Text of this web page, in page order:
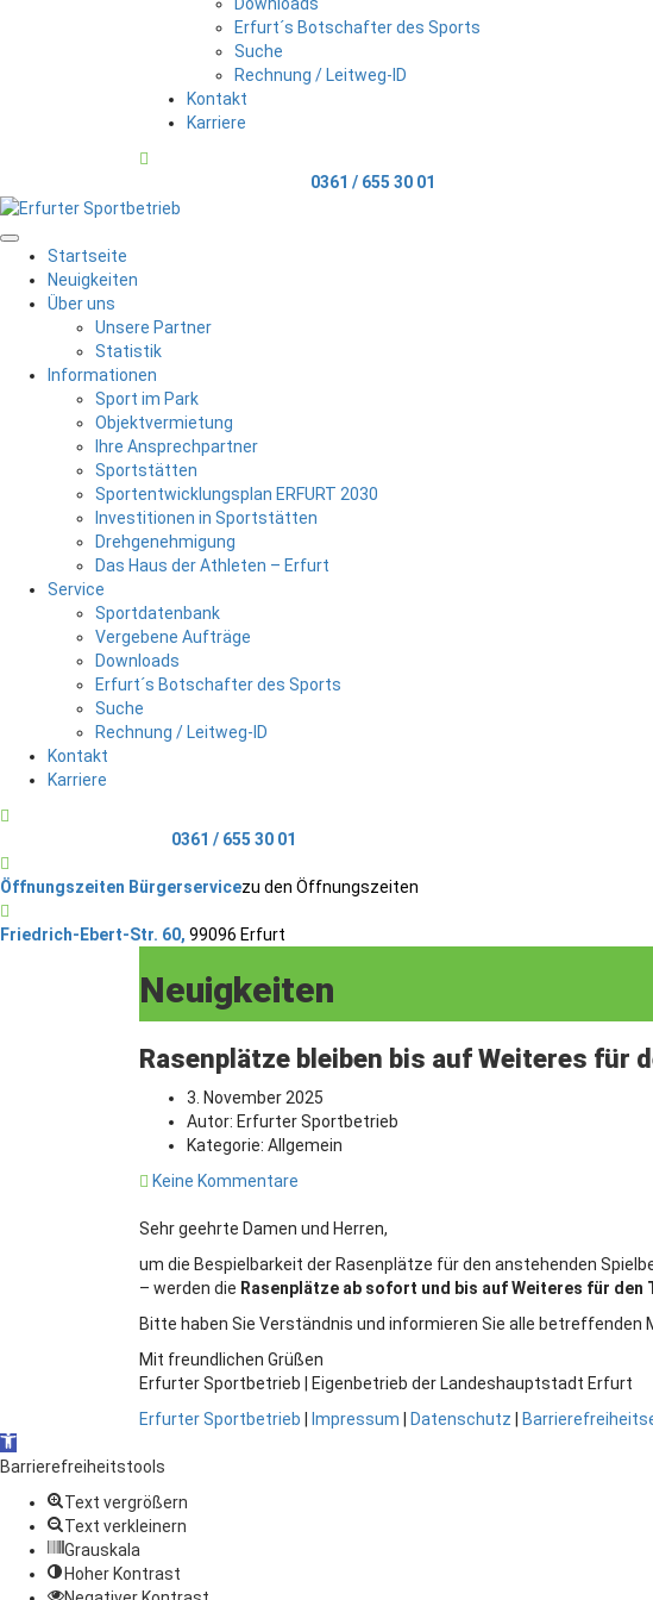
Downloads
Erfurt´s Botschafter des Sports
Suche
Rechnung / Leitweg-ID
Kontakt
Karriere
0361 / 655 30 01
MenuStartseite
Neuigkeiten
Über uns
Unsere Partner
Statistik
Informationen
Sport im Park
Objektvermietung
Ihre Ansprechpartner
Sportstätten
Sportentwicklungsplan ERFURT 2030
Investitionen in Sportstätten
Drehgenehmigung
Das Haus der Athleten – Erfurt
Service
Sportdatenbank
Vergebene Aufträge
Downloads
Erfurt´s Botschafter des Sports
Suche
Rechnung / Leitweg-ID
Kontakt
Karriere
0361 / 655 30 01
Öffnungszeiten Bürgerservicezu den Öffnungszeiten
Friedrich-Ebert-Str. 60, 99096 Erfurt
Neuigkeiten
Rasenplätze bleiben bis auf Weiteres für
3. November 2025
Autor: Erfurter Sportbetrieb
Kategorie: Allgemein
Keine Kommentare
Sehr geehrte Damen und Herren,
um die Bespielbarkeit der Rasenplätze für den anstehenden
– werden die Rasenplätze ab sofort und bis auf Weiteres für
Bitte haben Sie Verständnis und informieren Sie alle betreffenden
Mit freundlichen Grüßen
Erfurter Sportbetrieb | Eigenbetrieb der Landeshauptstadt Erfurt
Erfurter Sportbetrieb | Impressum | Datenschutz |
Open
toolbar
Barrierefreiheitstools
Text vergrößern
Text verkleinern
Grauskala
Hoher Kontrast